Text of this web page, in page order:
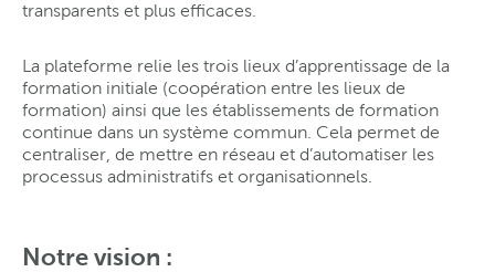
transparents et plus efficaces.
La plateforme relie les trois lieux d’apprentissage de la
formation initiale (coopération entre les lieux de
formation) ainsi que les établissements de formation
continue dans un système commun. Cela permet de
centraliser, de mettre en réseau et d’automatiser les
processus administratifs et organisationnels.
Notre vision :